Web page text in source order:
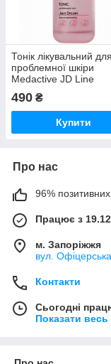
Тонік лікувальний для
проблемної шкіри
Medactive JD Line
120 мл
490 ₴
Купити
Про нас
96% позитивних
Працює з
м. Запоріжжя
вул.
Контакти
Сьогодні
Показати